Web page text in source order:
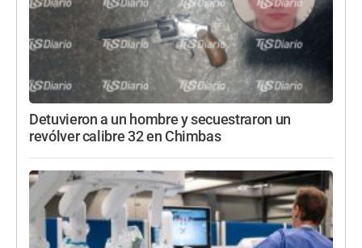
Detuvieron a un hombre y secuestraron un
revólver calibre 32 en Chimbas